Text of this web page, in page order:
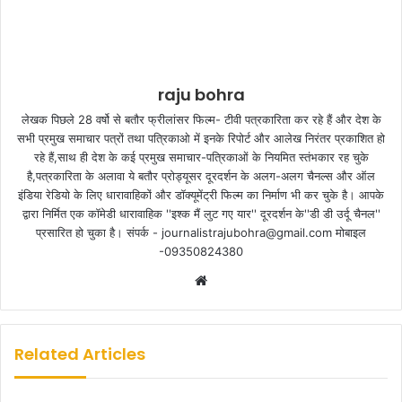
raju bohra
लेखक पिछले 28 वर्षो से बतौर फ्रीलांसर फिल्म- टीवी पत्रकारिता कर रहे हैं और देश के
सभी प्रमुख समाचार पत्रों तथा पत्रिकाओ में इनके रिपोर्ट और आलेख निरंतर प्रकाशित हो
रहे हैं,साथ ही देश के कई प्रमुख समाचार-पत्रिकाओं के नियमित स्तंभकार रह चुके
है,पत्रकारिता के अलावा ये बतौर प्रोड्यूसर दूरदर्शन के अलग-अलग चैनल्स और ऑल
इंडिया रेडियो के लिए धारावाहिकों और डॉक्यूमेंट्री फिल्म का निर्माण भी कर चुके है। आपके
द्वारा निर्मित एक कॉमेडी धारावाहिक ''इश्क मैं लुट गए यार'' दूरदर्शन के''डी डी उर्दू चैनल''
प्रसारित हो चुका है। संपर्क - journalistrajubohra@gmail.com मोबाइल
-09350824380
b
Related Articles